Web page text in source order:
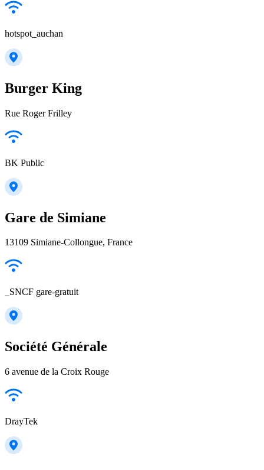
hotspot_auchan
Burger King
Rue Roger Frilley
BK Public
Gare de Simiane
13109 Simiane-Collongue, France
_SNCF gare-gratuit
Société Générale
6 avenue de la Croix Rouge
DrayTek